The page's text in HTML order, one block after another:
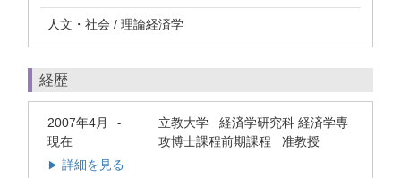
人文・社会 / 理論経済学
経歴
2007年4月 -
現在
立教大学 経済学研究科 経済学専
攻博士課程前期課程 准教授
▶ 詳細を見る